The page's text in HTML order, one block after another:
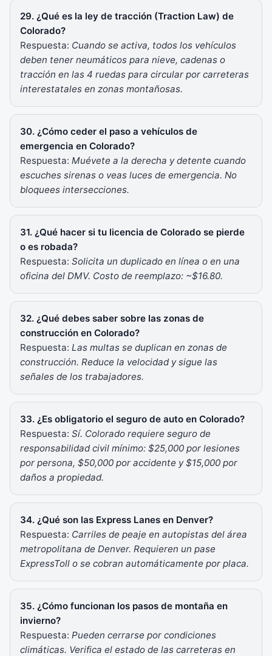
29. ¿Qué es la ley de tracción (Traction Law) de
Colorado?
Respuesta: Cuando se activa, todos los vehículos
deben tener neumáticos para nieve, cadenas o
tracción en las 4 ruedas para circular por carreteras
interestatales en zonas montañosas.
30. ¿Cómo ceder el paso a vehículos de
emergencia en Colorado?
Respuesta: Muévete a la derecha y detente cuando
escuches sirenas o veas luces de emergencia. No
bloquees intersecciones.
31. ¿Qué hacer si tu licencia de Colorado se pierde
o es robada?
Respuesta: Solicita un duplicado en línea o en una
oficina del DMV. Costo de reemplazo: ~$16.80.
32. ¿Qué debes saber sobre las zonas de
construcción en Colorado?
Respuesta: Las multas se duplican en zonas de
construcción. Reduce la velocidad y sigue las
señales de los trabajadores.
33. ¿Es obligatorio el seguro de auto en Colorado?
Respuesta: Sí. Colorado requiere seguro de
responsabilidad civil mínimo: $25,000 por lesiones
por persona, $50,000 por accidente y $15,000 por
daños a propiedad.
34. ¿Qué son las Express Lanes en Denver?
Respuesta: Carriles de peaje en autopistas del área
metropolitana de Denver. Requieren un pase
ExpressToll o se cobran automáticamente por placa.
35. ¿Cómo funcionan los pasos de montaña en
invierno?
Respuesta: Pueden cerrarse por condiciones
climáticas. Verifica el estado de las carreteras en